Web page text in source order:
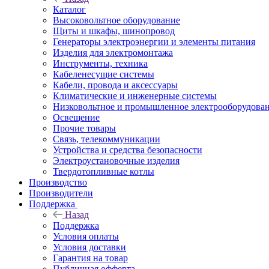
Каталог
Высоковольтное оборудование
Щиты и шкафы, шинопровод
Генераторы электроэнергии и элементы питания
Изделия для электромонтажа
Инструменты, техника
Кабеленесущие системы
Кабели, провода и аксессуары
Климатические и инженерные системы
Низковольтное и промышленное
Освещение
Прочие товары
Связь, телекоммуникации
Устройства и средства безопасности
Электроустановочные изделия
Твердотопливные котлы
Производство
Производители
Поддержка
Назад
Поддержка
Условия оплаты
Условия доставки
Гарантия на товар